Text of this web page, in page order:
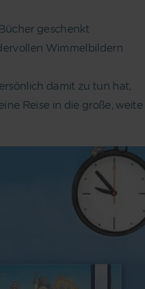
geschenkt
Wimmelbildern
damit zu tun hat,
Reise in die große, weite